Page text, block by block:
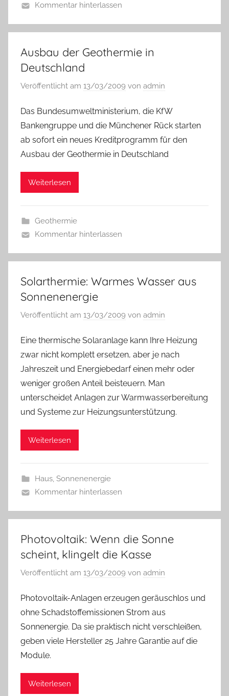
Kommentar hinterlassen
Ausbau der Geothermie in
Deutschland
Veröffentlicht am 13/03/2009 von admin
Das Bundesumweltministerium, die KfW
Bankengruppe und die Münchener Rück starten
ab sofort ein neues Kreditprogramm für den
Ausbau der Geothermie in Deutschland
Weiterlesen
Geothermie
Kommentar hinterlassen
Solarthermie: Warmes Wasser aus
Sonnenenergie
Veröffentlicht am 13/03/2009 von admin
Eine thermische Solaranlage kann Ihre Heizung
zwar nicht komplett ersetzen, aber je nach
Jahreszeit und Energiebedarf einen mehr oder
weniger großen Anteil beisteuern. Man
unterscheidet Anlagen zur Warmwasserbereitung
und Systeme zur Heizungsunterstützung.
Weiterlesen
Haus, Sonnenenergie
Kommentar hinterlassen
Photovoltaik: Wenn die Sonne
scheint, klingelt die Kasse
Veröffentlicht am 13/03/2009 von admin
Photovoltaik-Anlagen erzeugen geräuschlos und
ohne Schadstoffemissionen Strom aus
Sonnenergie. Da sie praktisch nicht verschleißen,
geben viele Hersteller 25 Jahre Garantie auf die
Module.
Weiterlesen